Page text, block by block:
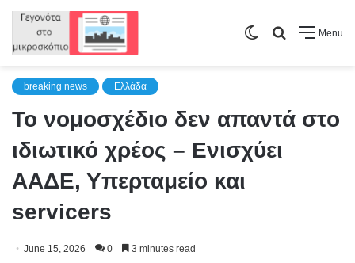
Menu
Search
Switch
breaking news Ελλάδα
Το νομοσχέδιο δεν απαντά στο
ιδιωτικό χρέος – Ενισχύει
ΑΑΔΕ, Υπερταμείο και
servicers
June 15, 2026 0 3 minutes read